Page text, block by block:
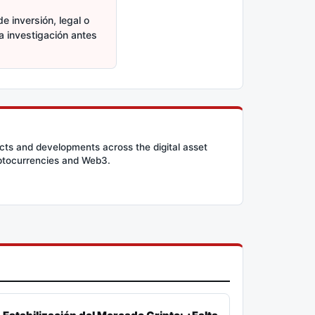
inversión, legal o
investigación antes
and developments across the digital asset
and Web3.